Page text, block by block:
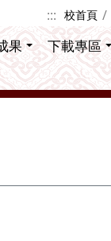
::: 校首頁
果 下載專區